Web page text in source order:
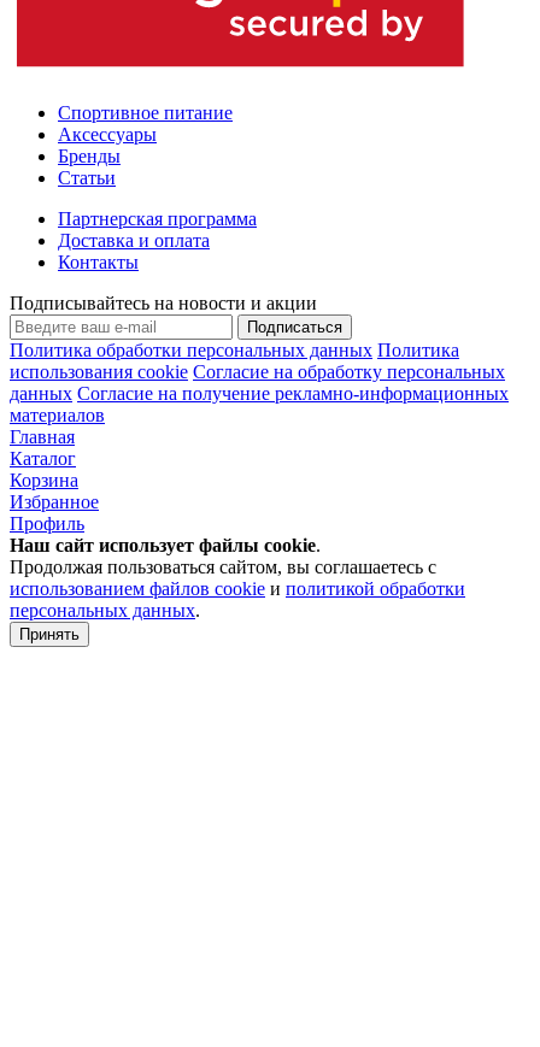
Спортивное питание
Аксессуары
Бренды
Статьи
Партнерская программа
Доставка и оплата
Контакты
Подписывайтесь на новости и акции
Подписаться
Политика обработки персональных данных Политика
использования cookie Согласие на обработку персональных
данных Согласие на получение рекламно-информационных
материалов
Главная
Каталог
Корзина
Избранное
Профиль
Наш сайт использует файлы cookie.
Продолжая пользоваться сайтом, вы соглашаетесь с
использованием файлов cookie и политикой обработки
персональных данных.
Принять